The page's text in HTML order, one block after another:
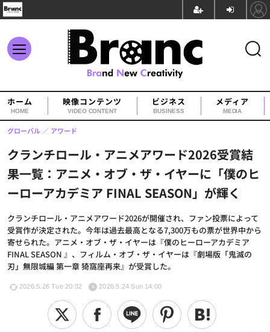
ホーム
HOME
映像コンテンツ
VIDEO CONTENT
ビジネス
BUSINESS
メディア
MEDIA
クランチロール・アニメアワード2026受賞結
果一覧：アニメ・オブ・ザ・イヤーに「僕のヒ
ーローアカデミア FINAL SEASON」が輝く
クランチロール・アニメアワード2026が開催され、ファン投票によって
受賞作が決定された。今年は過去最高となる7,300万もの票が世界中から
寄せられた。アニメ・オブ・ザ・イヤーは『僕のヒーローアカデミア
FINAL SEASON 』、フィルム・オブ・ザ・イヤーは『劇場版「鬼滅の
刃」無限城編 第一章 猗窩座再来』が受賞した。
グローバル アワード
2026.5.26 Tue 20:32 2026.5.24 Sun 14:00